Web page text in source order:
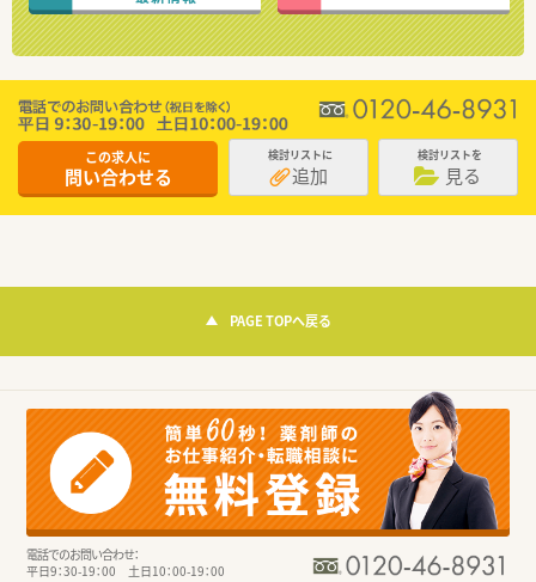
この求人に
問い合わせる
検討リストに
追加
検討リストを
見る
PAGE TOPへ戻る
電話でのお問い合わせ：
平日9：30-19：00 土日10：00-19：00